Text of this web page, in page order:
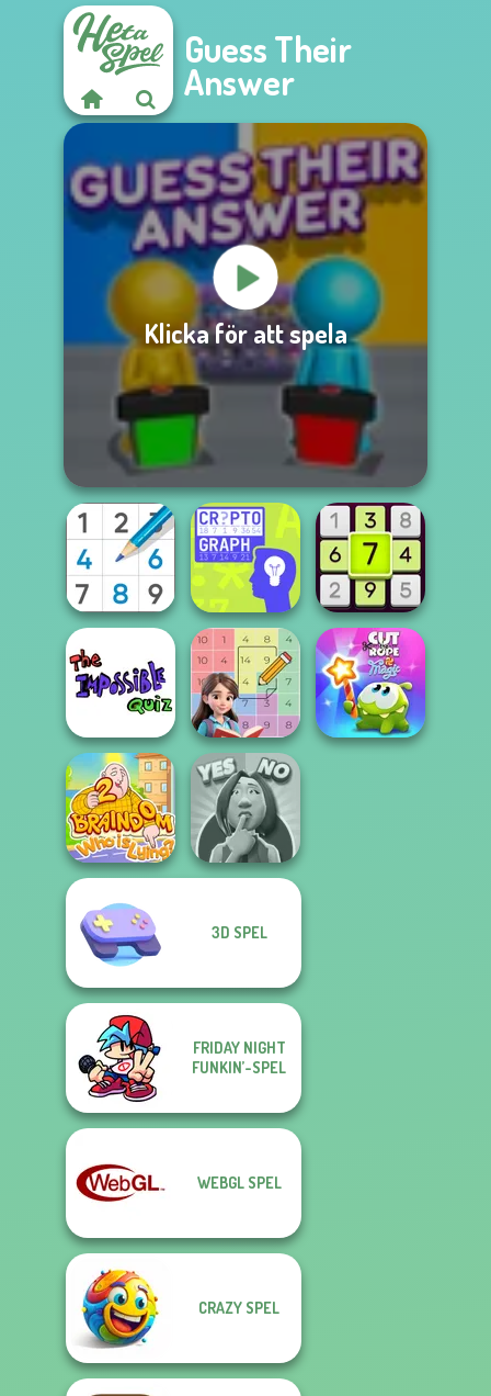
Guess Their
Answer
Klicka för att spela
Sudoku Royal Cryptograph Daily Sudoku
The Impossible
Quiz Classic
Sum Master
Braindom 2:
Who is Lying?
Yes or No
3D SPEL
FRIDAY NIGHT
FUNKIN’-SPEL
WEBGL SPEL
CRAZY SPEL